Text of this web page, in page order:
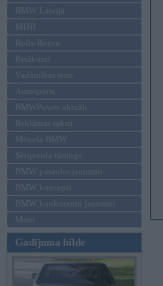
BMW Latvijā
MINI
Rolls-Royce
Pasākumi
Vadāmības tests
Autosports
BMWPower aktuāli
Reklāmas raksti
Mēneša BMW
Sērijveida tūnings
BMW pasaules jaunumi
BMW koncepti
BMW konkurentu jaunumi
Moto
Gadījuma bilde